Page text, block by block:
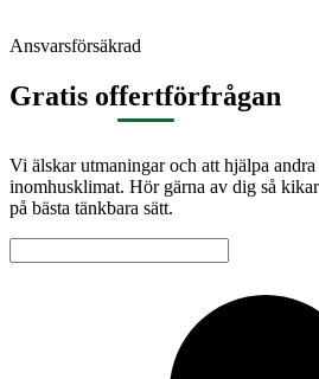
Ansvarsförsäkrad
Gratis offertförfrågan
Vi älskar utmaningar och att hjälpa
inomhusklimat. Hör gärna av dig så
på bästa tänkbara sätt.